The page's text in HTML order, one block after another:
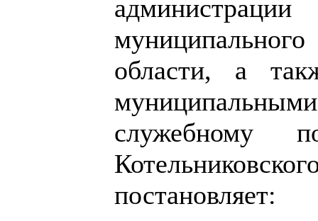
области, а
служебному
постановляет: